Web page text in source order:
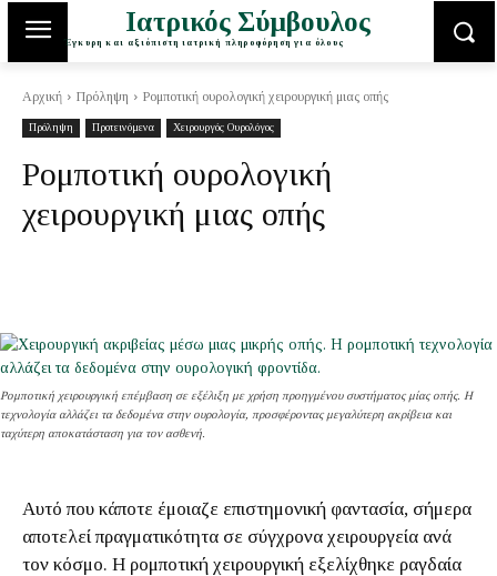
Ιατρικός Σύμβουλος
Έγκυρη και αξιόπιστη ιατρική πληροφόρηση για όλους
Αρχική Πρόληψη Ρομποτική ουρολογική χειρουργική μιας οπής
Πρόληψη Προτεινόμενα Χειρουργός Ουρολόγος
Ρομποτική ουρολογική
χειρουργική μιας οπής
Ρομποτική χειρουργική επέμβαση σε εξέλιξη με χρήση προηγμένου συστήματος μίας οπής. Η
τεχνολογία αλλάζει τα δεδομένα στην ουρολογία, προσφέροντας μεγαλύτερη ακρίβεια και
ταχύτερη αποκατάσταση για τον ασθενή.
Αυτό που κάποτε έμοιαζε επιστημονική φαντασία, σήμερα
αποτελεί πραγματικότητα σε σύγχρονα χειρουργεία ανά
τον κόσμο. Η ρομποτική χειρουργική εξελίχθηκε ραγδαία